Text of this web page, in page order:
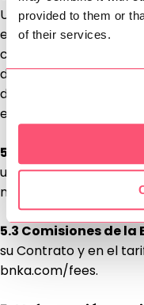
provided to them or
of their services.
Usuario y el importe a
expresados en
conversión que
de la referencia
diferencial retribuye
entidades intervinientes.
5.2 Ausencia de
uso de la Plataforma
ni cargo periódico.
5.3 Comisiones de
su Contrato y en el
bnka.com/fees.